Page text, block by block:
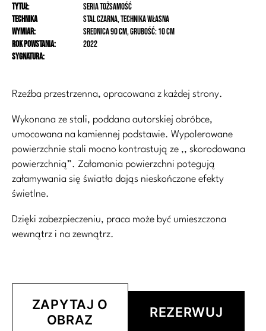
Tytuł:
seria Tożsamość
Technika
stal czarna, technika własna
Wymiar:
Srednica 90 cm, grubość: 10 cm
Rok powstania:
2022
Sygnatura:
Rzeźba przestrzenna, opracowana z każdej strony.
Wykonana ze stali, poddana autorskiej obróbce,
umocowana na kamiennej podstawie. Wypolerowane
powierzchnie stali mocno kontrastują ze ,, skorodowana
powierzchnią”. Załamania powierzchni potegują
załamywania się światła dająs nieskończone efekty
świetlne.
Dzięki zabezpieczeniu, praca może być umieszczona
wewnątrz i na zewnątrz.
ZAPYTAJ O
OBRAZ
REZERWUJ